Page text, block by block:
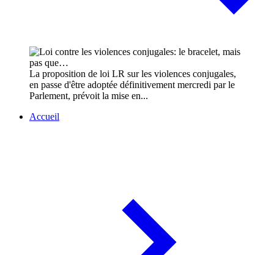
La proposition de loi LR sur les violences conjugales,
en passe d'être adoptée définitivement mercredi par le
Parlement, prévoit la mise en...
Accueil